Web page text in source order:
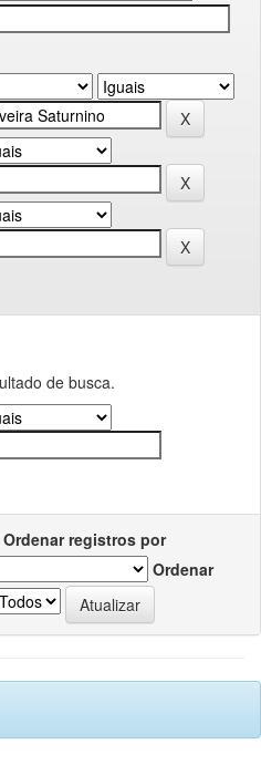
de busca.
Ordenar registros por
Ordenar